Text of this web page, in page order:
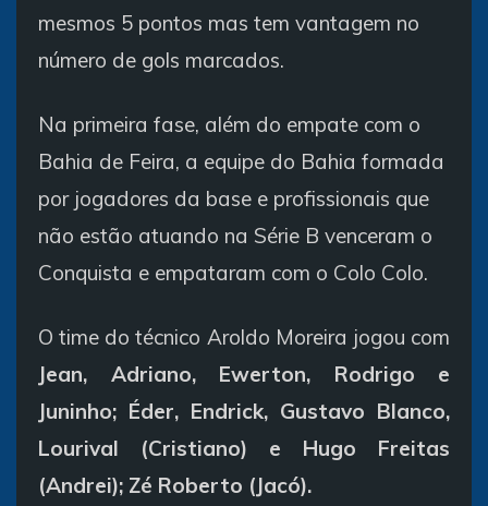
mesmos 5 pontos mas tem vantagem no
número de gols marcados.
Na primeira fase, além do empate com o
Bahia de Feira, a equipe do Bahia formada
por jogadores da base e profissionais que
não estão atuando na Série B venceram o
Conquista e empataram com o Colo Colo.
O time do técnico Aroldo Moreira jogou com
Jean, Adriano, Ewerton, Rodrigo e
Juninho; Éder, Endrick, Gustavo Blanco,
Lourival (Cristiano) e Hugo Freitas
(Andrei); Zé Roberto (Jacó).